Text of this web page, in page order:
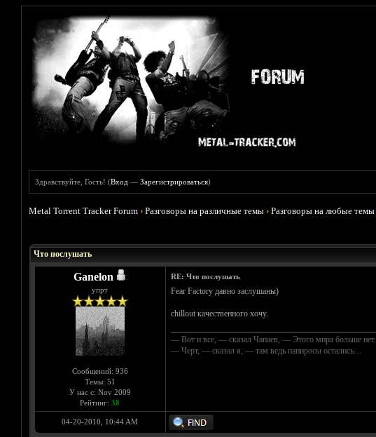
Здравствуйте, Гость! (Вход —Зарегистрироваться)
Metal Torrent Tracker Forum ›Разговоры на различные темы ›Разговоры на любые темы
Что послушать
Ganelon
упрт
Сообщений: 936
Темы: 51
У нас с: Nov 2009
Рейтинг: 38
RE: Что послушать
Fear Factory давно заслушаны)
chillout качественного хочу.
— Вот и все, — сказал Чапаев, — Этого мира больше нет.
— Черт, — сказал я, — там ведь папиросы остались…
04-20-2010, 10:44 AM